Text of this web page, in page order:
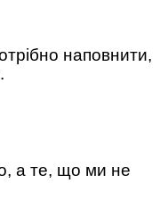
наповнити,
а те, що ми не